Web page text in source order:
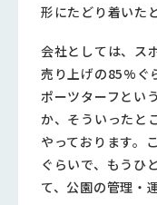
形にたどり着いた
会社としては、ス
売り上げの85%ぐ
ポーツターフとい
か、そういったと
やっております。
ぐらいで、もうひ
て、公園の管理・